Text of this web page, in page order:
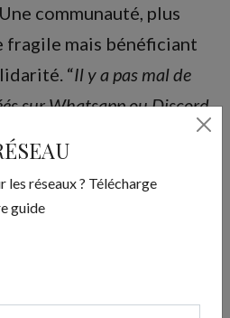
les réseaux ? Télécharge
guide
Une communauté, plus
fragile mais bénéficiant
“Il y a pas mal de
sur Whatsapp ou Discord,
la Streameuse Inhaee. Là,
questions qu’on veut sans
ou rabaissée
femmes. “Il y a beaucoup